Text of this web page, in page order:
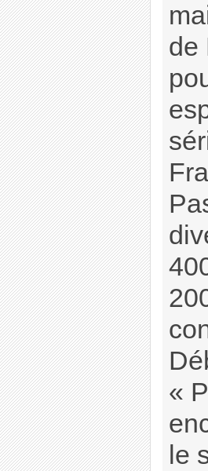
de
«
le